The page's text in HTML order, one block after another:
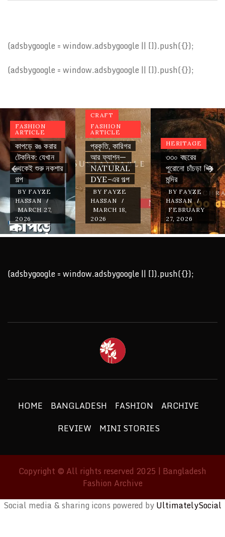
(adsbygoogle = window.adsbygoogle || []).push({});
(adsbygoogle = window.adsbygoogle || []).push({});
FASHION
ARTICLE
কাপড়ে রঙ করার
টেকনিক: যেখান
থেকেই শুরু নকশার
গল্প
BY FAYZE
HASSAN /
MARCH 27,
2026
CRAFT
FASHION
ARTICLE
প্রকৃতি, কারিগর
আর ফ্যাশন—
NATURAL
DYE-এর গল্প
BY FAYZE
HASSAN
/
MARCH 18,
2026
HERITAGE
৩৩০ বছরের
পুরোনো চাঁচড়া শিব
মন্দির
BY FAYZE
HASSAN /
FEBRUARY
27, 2026
(adsbygoogle = window.adsbygoogle || []).push({});
HOME BANGLADESH FASHION
ARCHIVE
REVIEW
MINI STORIES
Copyright © All rights reserved 2025 | Bangladesh
Fashion Archive
Social media & sharing icons powered byUltimatelySocial